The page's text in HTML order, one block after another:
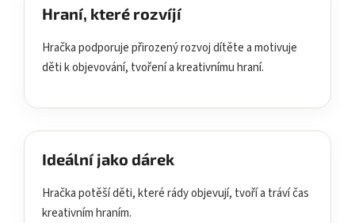
Hraní, které rozvíjí
Hračka podporuje přirozený rozvoj dítěte a motivuje
děti k objevování, tvoření a kreativnímu hraní.
Ideální jako dárek
Hračka potěší děti, které rády objevují, tvoří a tráví čas
kreativním hraním.